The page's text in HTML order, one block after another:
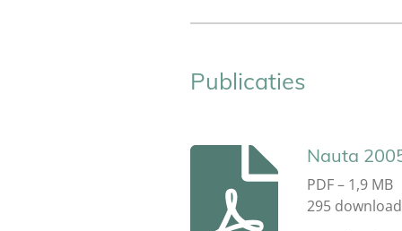
Publicaties
Nauta
PDF – 1,9 MB
295